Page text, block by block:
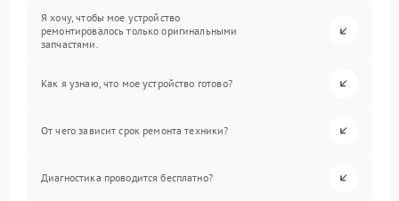
Я хочу, чтобы мое устройство
ремонтировалось только оригинальными
запчастями.
Как я узнаю, что мое устройство готово?
От чего зависит срок ремонта техники?
Диагностика проводится бесплатно?